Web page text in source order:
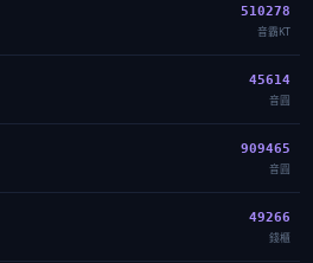
510278
音霸KT
45614
音圓
909465
音圓
49266
錢櫃